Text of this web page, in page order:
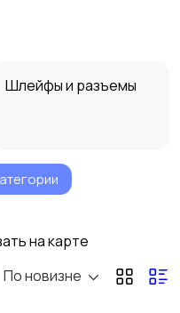
Шлейфы и разъемы
Камеры
Дисплеи и тачскрины
на карте
По новизне